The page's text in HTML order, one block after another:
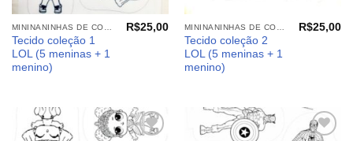
Tecido coleção 1
LOL (5 meninas + 1
menino)
R$25,00
Tecido coleção 2
LOL (5 meninas + 1
menino)
R$25,00